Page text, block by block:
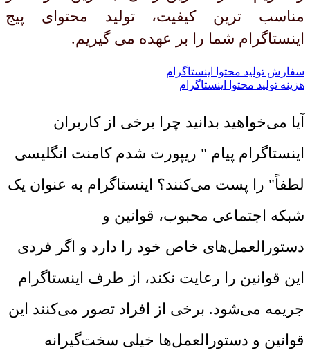
مناسب ترین کیفیت، تولید محتوای پیج
اینستاگرام شما را بر عهده می گیریم.
سفارش تولید محتوا اینستاگرام
هزینه تولید محتوا اینستاگرام
آیا می‌خواهید بدانید چرا برخی از کاربران
اینستاگرام پیام " ریپورت شدم کامنت انگلیسی
لطفاً" را پست می‌کنند؟ اینستاگرام به عنوان یک
شبکه اجتماعی محبوب، قوانین و
دستورالعمل‌های خاص خود را دارد و اگر فردی
این قوانین را رعایت نکند، از طرف اینستاگرام
جریمه می‌شود. برخی از افراد تصور می‌کنند این
قوانین و دستورالعمل‌ها خیلی سخت‌گیرانه